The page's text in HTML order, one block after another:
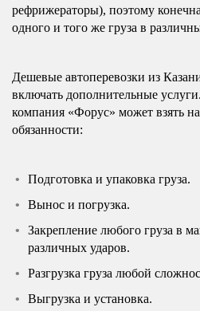
рефрижераторы), поэтому
одного и того же груза в
Дешевые автоперевозки из
включать дополнительные
компания «Форус» может взять
обязанности:
Подготовка и упаковка груза.
Вынос и погрузка.
Закрепление любого груза в
различных ударов.
Разгрузка груза любой
Выгрузка и установка.